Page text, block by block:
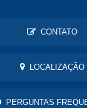
CONTATO
LOCALIZAÇÃO
PERGUNTAS